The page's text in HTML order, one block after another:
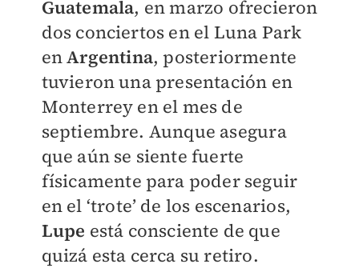
Guatemala, en marzo ofrecieron
dos conciertos en el Luna Park
enArgentina, posteriormente
tuvieron una presentación en
Monterrey en el mes de
septiembre. Aunque asegura
que aún se siente fuerte
físicamente para poder seguir
en el ‘trote’ de los escenarios,
Lupe está consciente de que
quizá esta cerca su retiro.